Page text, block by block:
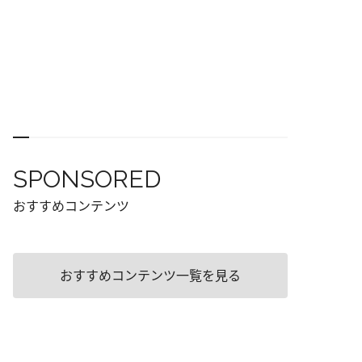
SPONSORED
おすすめコンテンツ
おすすめコンテンツ一覧を見る